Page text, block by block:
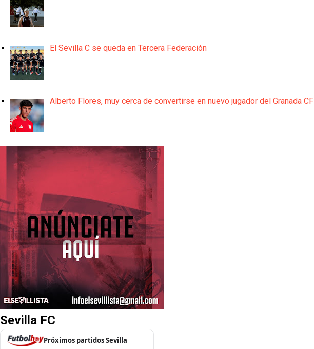
El Sevilla C se queda en Tercera Federación
Alberto Flores, muy cerca de convertirse en nuevo jugador del Granada CF
Sevilla FC